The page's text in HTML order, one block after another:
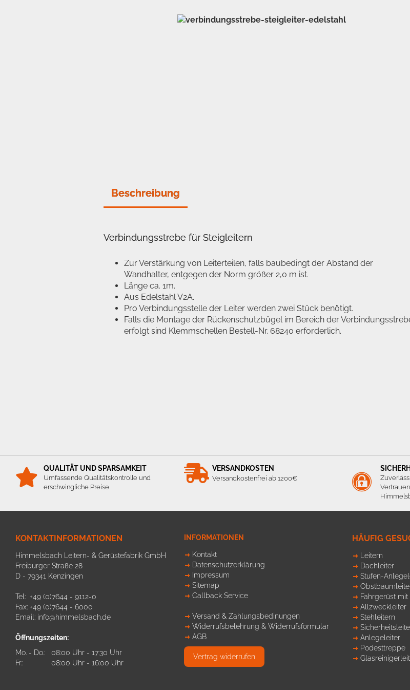
Beschreibung
Verbindungsstrebe für Steigleitern
Zur Verstärkung von Leiterteilen, falls baubedingt der Abstand der
Wandhalter, entgegen der Norm größer 2,0 m ist.
Länge ca. 1m.
Aus Edelstahl V2A.
Pro Verbindungsstelle der Leiter werden zwei Stück benötigt.
Falls die Montage der Rückenschutzbügel im Bereich der
erfolgt sind Klemmschellen Bestell-Nr. 68240 erforderlich.
QUALITÄT UND SPARSAMKEIT
Umfassende Qualitätskontrolle und
erschwingliche Preise
VERSANDKOSTEN
Versandkostenfrei ab 1200€
KONTAKTINFORMATIONEN
Himmelsbach Leitern- & Gerüstefabrik GmbH
Freiburger Straße 28
D - 79341 Kenzingen
Tel: +49 (0)7644 - 9112-0
Fax: +49 (0)7644 - 6000
Email: info@himmelsbach.de
Öffnungszeiten:
Mo. - Do.:
08:00 Uhr - 17:30 Uhr
Fr.:
08:00 Uhr - 16:00 Uhr
INFORMATIONEN
Kontakt
Datenschutzerklärung
Impressum
Sitemap
Callback Service
Versand & Zahlungsbedinungen
Widerrufsbelehrung & Widerrufsformular
AGB
Vertrag widerrufen
HÄUFIG
Leitern
Dachleiter
Stufen-
Fahrgerüst
Allzweckleiter
Stehleitern
Anlegeleiter
Podesttreppe